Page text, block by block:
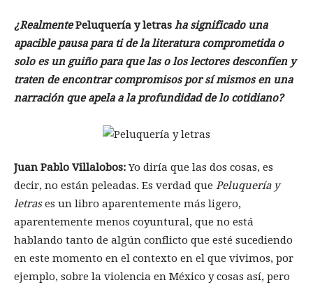
¿RealmentePeluquería y letras ha significado una
apacible pausa para ti de la literatura comprometida o
solo es un guiño para que las o los lectores desconfíen y
traten de encontrar compromisos por sí mismos en una
narración que apela a la profundidad de lo cotidiano?
Juan Pablo Villalobos:Yo diría que las dos cosas, es
decir, no están peleadas. Es verdad que Peluquería y
letrases un libro aparentemente más ligero,
aparentemente menos coyuntural, que no está
hablando tanto de algún conflicto que esté sucediendo
en este momento en el contexto en el que vivimos, por
ejemplo, sobre la violencia en México y cosas así, pero